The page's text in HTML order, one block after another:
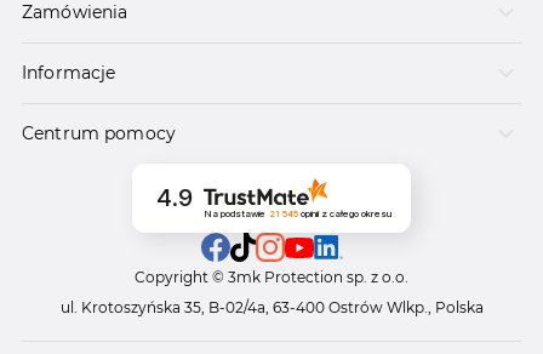
Zamówienia
Informacje
Centrum pomocy
4.9
Na podstawie 21 545 opinii z całego okresu
Copyright © 3mk Protection sp. z o.o.
ul. Krotoszyńska 35, B-02/4a, 63-400 Ostrów Wlkp., Polska